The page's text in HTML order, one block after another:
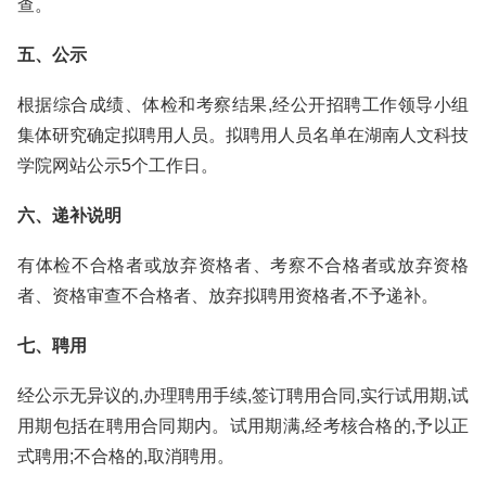
查。
五、公示
根据综合成绩、体检和考察结果,经公开招聘工作领导小组
集体研究确定拟聘用人员。拟聘用人员名单在湖南人文科技
学院网站公示5个工作日。
六、递补说明
有体检不合格者或放弃资格者、考察不合格者或放弃资格
者、资格审查不合格者、放弃拟聘用资格者,不予递补。
七、聘用
经公示无异议的,办理聘用手续,签订聘用合同,实行试用期,试
用期包括在聘用合同期内。试用期满,经考核合格的,予以正
式聘用;不合格的,取消聘用。